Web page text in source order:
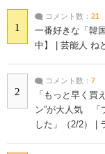
1
コメント数： 21
一番好きな「韓
中】 | 芸能人 ね
2
コメント数： 7
「もっと早く
ン”が大人気 「
した」（2/2） |